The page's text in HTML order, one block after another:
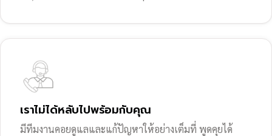
เราไม่ได้หลับไปพร้อมกับคุณ
มีทีมงานคอยดูแลและแก้ปัญหาให้อย่างเต็มที่ พูดคุยได้